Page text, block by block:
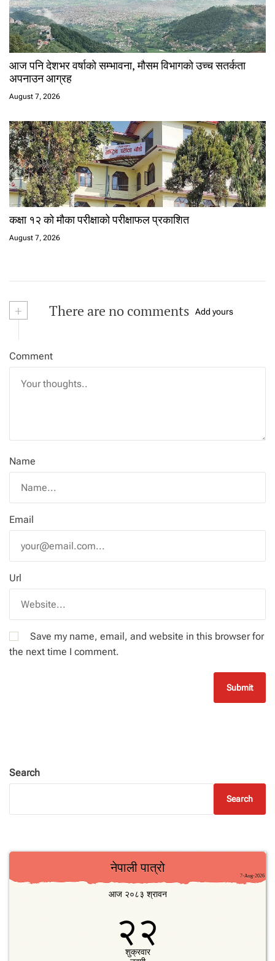
आज पनि देशभर वर्षाको सम्भावना, मौसम विभागको उच्च सतर्कता
अपनाउन आग्रह
August 7, 2026
कक्षा १२ को मौका परीक्षाको परीक्षाफल प्रकाशित
August 7, 2026
+ There are no comments Add yours
Comment
Name
Email
Url
Save my name, email, and website in this browser for
the next time I comment.
Search
Search